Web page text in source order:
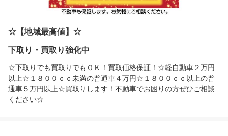
☆【地域最高値】☆
下取り・買取り強化中
☆下取りでも買取りでもＯＫ！買取価格保証！☆軽自動車２万円
以上☆１８００ｃｃ未満の普通車４万円☆１８００ｃｃ以上の普
通車５万円以上☆買取りします！不動車でお困りの方ぜひご相談
ください☆